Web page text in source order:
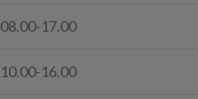
08.00-17.00
10.00-16.00